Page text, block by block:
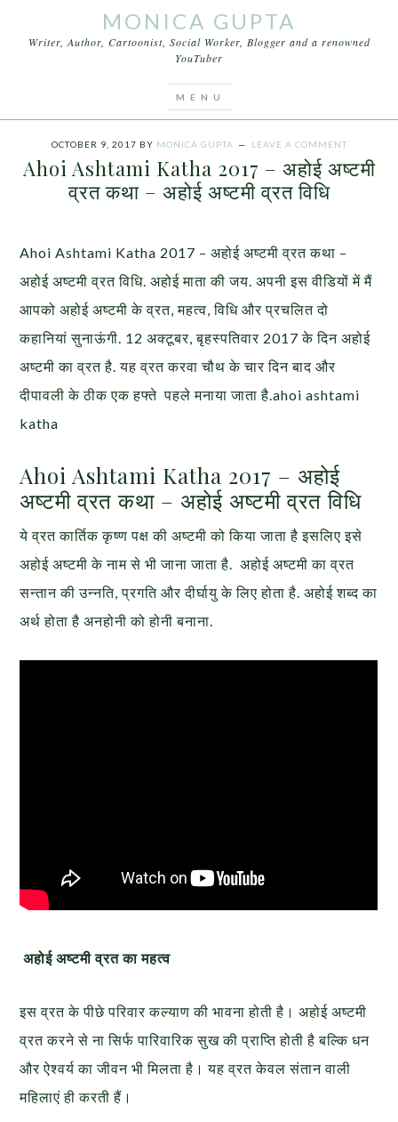
MONICA GUPTA
Writer, Author, Cartoonist, Social Worker, Blogger and a renowned
YouTuber
2017 – अहोई अष्टमी व्रत कथा – अहोई अष्टमी व्रत विधि
OCTOBER 9, 2017 BY MONICA GUPTA LEAVE A COMMENT
Ahoi Ashtami Katha 2017 – अहोई अष्टमी
व्रत कथा – अहोई अष्टमी व्रत विधि
Ahoi Ashtami Katha 2017 – अहोई अष्टमी व्रत कथा –
अहोई अष्टमी व्रत विधि. अहोई माता की जय. अपनी इस वीडियों में मैं
आपको अहोई अष्टमी के व्रत, महत्व, विधि और प्रचलित दो
कहानियां सुनाऊंगी. 12 अक्टूबर, बृहस्पतिवार 2017 के दिन अहोई
अष्टमी का व्रत है. यह व्रत करवा चौथ के चार दिन बाद और
दीपावली के ठीक एक हफ्ते पहले मनाया जाता है.ahoi ashtami
katha
Ahoi Ashtami Katha 2017 – अहोई
अष्टमी व्रत कथा – अहोई अष्टमी व्रत विधि
ये व्रत कार्तिक कृष्ण पक्ष की अष्टमी को किया जाता है इसलिए इसे
अहोई अष्टमी के नाम से भी जाना जाता है. अहोई अष्टमी का व्रत
सन्तान की उन्नति, प्रगति और दीर्घायु के लिए होता है. अहोई शब्द का
अर्थ होता है अनहोनी को होनी बनाना.
अहोई अष्टमी व्रत का महत्व
इस व्रत के पीछे परिवार कल्याण की भावना होती है। अहोई अष्टमी
व्रत करने से ना सिर्फ पारिवारिक सुख की प्राप्ति होती है बल्कि धन
और ऐश्वर्य का जीवन भी मिलता है। यह व्रत केवल संतान वाली
महिलाएं ही करती हैं।